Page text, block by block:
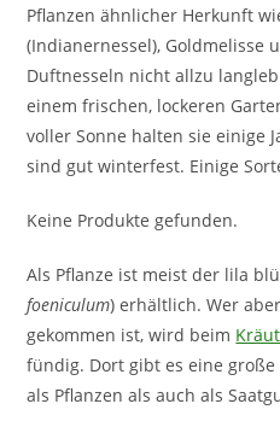
Pflanzen ähnlicher Herkunft
(Indianernessel), Goldmelisse
Duftnesseln nicht allzu
einem frischen, lockeren
voller Sonne halten sie einige
sind gut winterfest. Einige
Keine Produkte gefunden.
Als Pflanze ist meist der lila
foeniculum) erhältlich. Wer
gekommen ist, wird beim
fündig. Dort gibt es eine
als Pflanzen als auch als